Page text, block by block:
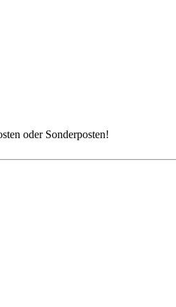
oder Sonderposten!